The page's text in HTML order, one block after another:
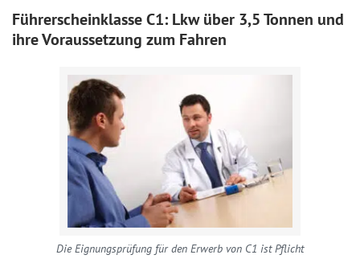
Führerscheinklasse C1: Lkw über 3,5 Tonnen und
ihre Voraussetzung zum Fahren
Die Eignungsprüfung für den Erwerb von C1 ist Pflicht